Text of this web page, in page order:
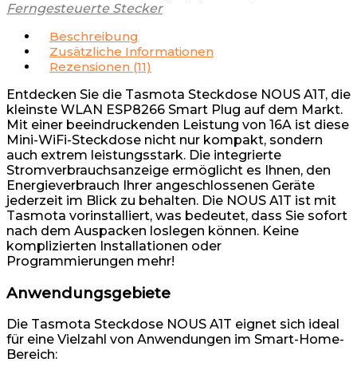
Ferngesteuerte Stecker
Beschreibung
Zusätzliche Informationen
Rezensionen (11)
Entdecken Sie die Tasmota Steckdose NOUS A1T, die
kleinste WLAN ESP8266 Smart Plug auf dem Markt.
Mit einer beeindruckenden Leistung von 16A ist diese
Mini-WiFi-Steckdose nicht nur kompakt, sondern
auch extrem leistungsstark. Die integrierte
Stromverbrauchsanzeige ermöglicht es Ihnen, den
Energieverbrauch Ihrer angeschlossenen Geräte
jederzeit im Blick zu behalten. Die NOUS A1T ist mit
Tasmota vorinstalliert, was bedeutet, dass Sie sofort
nach dem Auspacken loslegen können. Keine
komplizierten Installationen oder
Programmierungen mehr!
Anwendungsgebiete
Die Tasmota Steckdose NOUS A1T eignet sich ideal
für eine Vielzahl von Anwendungen im Smart-Home-
Bereich: